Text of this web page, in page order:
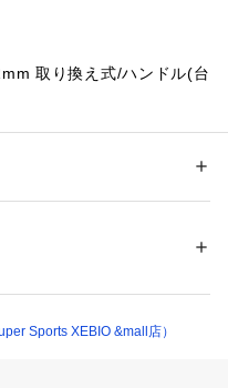
取り換え式/ハンドル(台
トパーツ(ARCHWRAP)を
Sports XEBIO &mall店）